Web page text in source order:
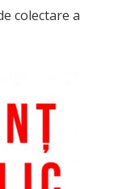
colectare a